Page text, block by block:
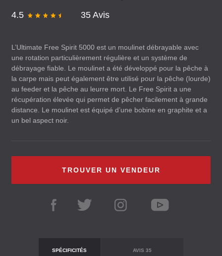
4.5 35 Avis
L’Ultimate Free Spirit 5000 est un moulinet débrayable avec
une rotation particulièrement régulière et un système de
débrayage fiable. Le moulinet a été développé pour la pêche à
la carpe mais peut également être utilisé pour la pêche (lourde)
au feeder et la pêche au leurre mort. Le Free Spirit a une
récupération élevée qui permet de pêcher facilement à grande
distance. Le moulinet est équipé d’une bobine en graphite et a
un bel aspect noir.
TROUVER UN VENDEUR
SPÉCIFICITÉS AVIS 35